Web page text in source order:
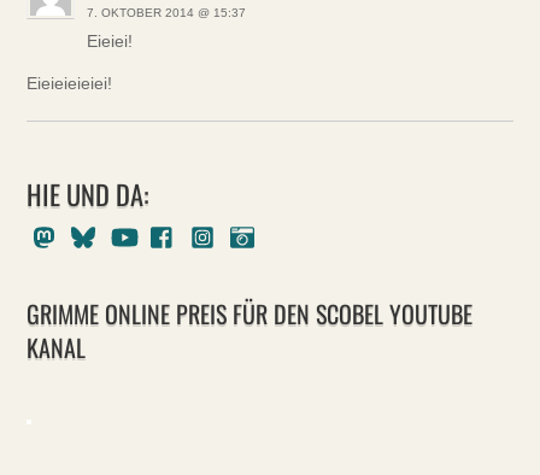
7. OKTOBER 2014 @ 15:37
Eieiei!
Eieieieieiei!
HIE UND DA:
MastodonBlueskyYoutubeFacebookInstagram
GRIMME ONLINE PREIS FÜR DEN SCOBEL YOUTUBE
KANAL